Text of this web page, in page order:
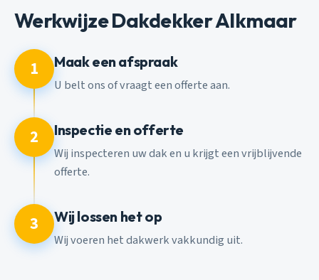
Werkwijze Dakdekker Alkmaar
1 Maak een afspraak
U belt ons of vraagt een offerte aan.
2 Inspectie en offerte
Wij inspecteren uw dak en u krijgt een vrijblijvende
offerte.
3 Wij lossen het op
Wij voeren het dakwerk vakkundig uit.